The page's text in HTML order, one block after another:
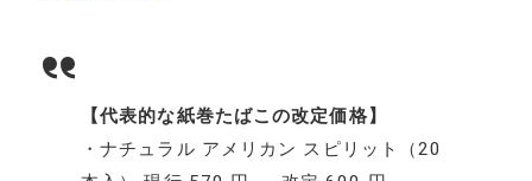
【代表的な紙巻たばこの改定価格】
・ナチュラル アメリカン スピリット（20